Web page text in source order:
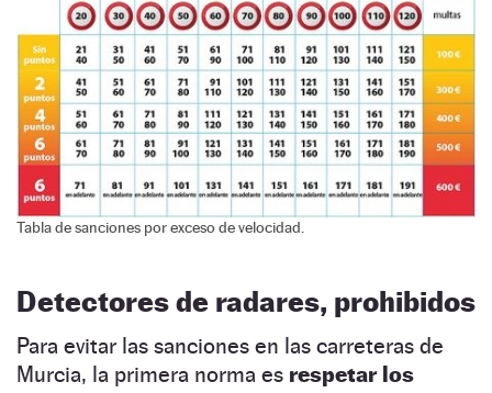
Tabla de sanciones por exceso de velocidad.
Detectores de radares, prohibidos
Para evitar las sanciones en las carreteras de
Murcia, la primera norma es respetar los